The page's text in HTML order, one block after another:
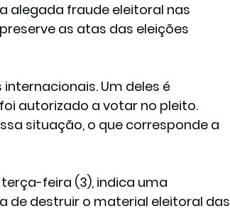
alegada fraude eleitoral nas
as atas das eleições
Um deles é
autorizado a votar no pleito.
situação, o que corresponde a
feira (3), indica uma
de destruir o material eleitoral das